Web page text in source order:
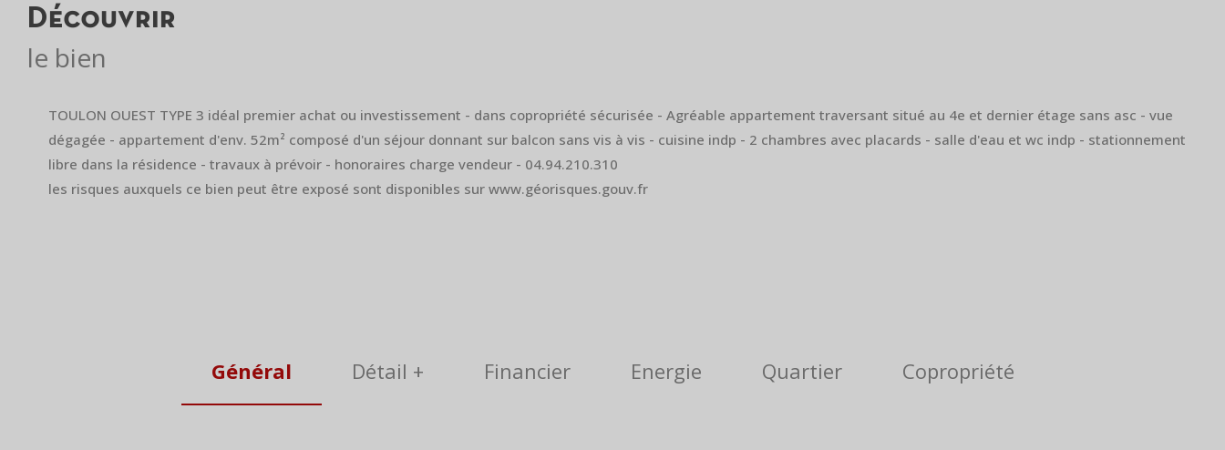
découvrir
le bien
TOULON OUEST TYPE 3 idéal premier achat ou investissement - dans copropriété sécurisée - Agréable appartement traversant situé au 4e et dernier étage sans asc - vue
dégagée - appartement d'env. 52m² composé d'un séjour donnant sur balcon sans vis à vis - cuisine indp - 2 chambres avec placards - salle d'eau et wc indp - stationnement
libre dans la résidence - travaux à prévoir - honoraires charge vendeur - 04.94.210.310
les risques auxquels ce bien peut être exposé sont disponibles sur www.géorisques.gouv.fr
Général Détail + Financier Energie Quartier Copropriété